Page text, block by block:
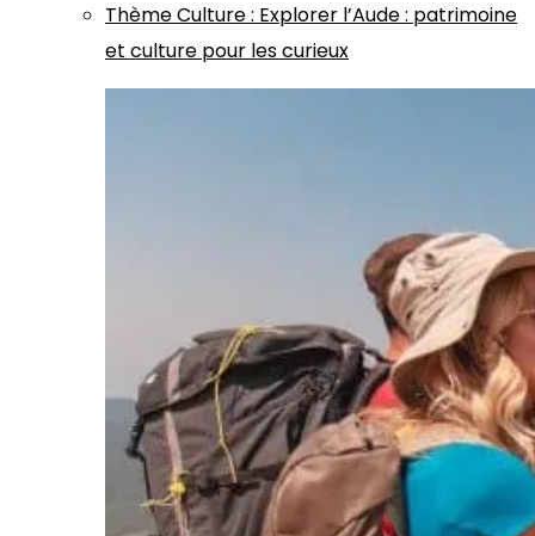
ThèmeCulture: Explorer l’Aude : patrimoine
et culture pour les curieux